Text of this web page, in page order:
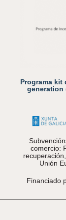
Programa
generation
comercio:
Unión
Financiado